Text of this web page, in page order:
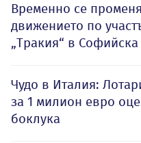
Временно се променя
движението по
„Тракия“ в Софийска
Чудо в Италия:
за 1 милион евро
боклука